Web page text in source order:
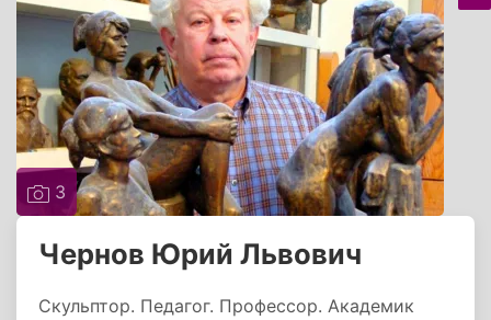
3
Чернов Юрий Львович
Скульптор. Педагог. Профессор. Академик